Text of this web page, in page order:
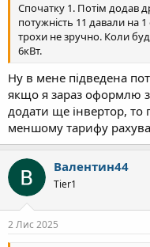
Спочатку 1. Потім додав
потужність 11 давали на
трохи не зручно. Коли
6кВт.
Ну в мене підведена
якщо я зараз оформлю
додати ще інвертор, то
меншому тарифу
Валентин44
Tier1
2 Лис 2025